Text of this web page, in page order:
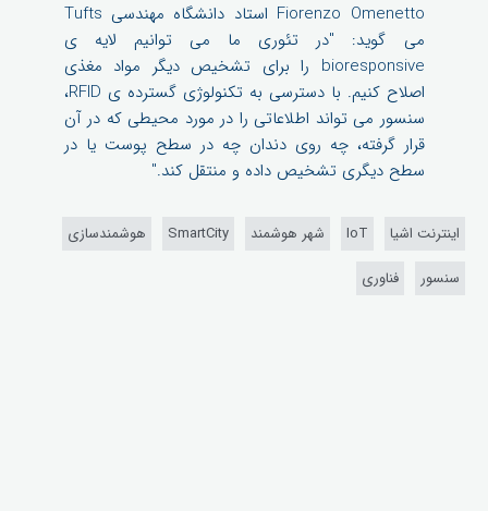
Fiorenzo Omenetto استاد دانشگاه مهندسی Tufts
می گوید: "در تئوری ما می توانیم لایه ی
bioresponsive را برای تشخیص دیگر مواد مغذی
اصلاح کنیم. با دسترسی به تکنولوژی گسترده ی RFID،
سنسور می تواند اطلاعاتی را در مورد محیطی که در آن
قرار گرفته، چه روی دندان چه در سطح پوست یا در
سطح دیگری تشخیص داده و منتقل کند."
اینترنت اشیا IoT شهر هوشمند SmartCity
هوشمندسازی
سنسور
فناوری